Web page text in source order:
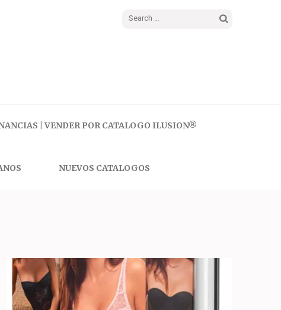
Search
| VENDER POR CATALOGO ILUSION®
NUEVOS CATALOGOS